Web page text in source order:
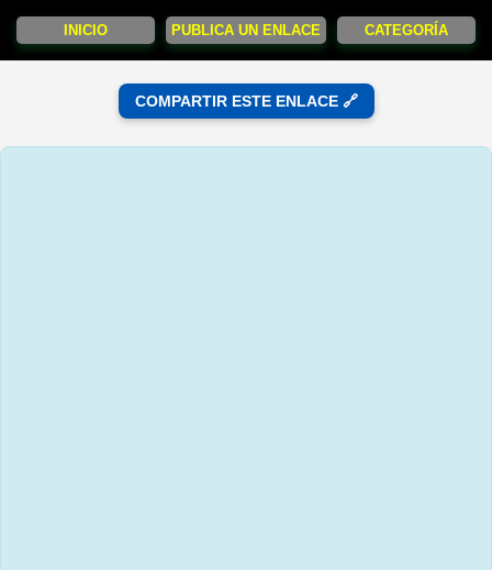
INICIO PUBLICA UN ENLACE CATEGORÍA
COMPARTIR ESTE ENLACE 🔗